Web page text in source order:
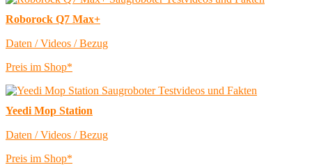
Roborock Q7 Max+
Daten / Videos / Bezug
Preis im Shop*
Yeedi Mop Station
Daten / Videos / Bezug
Preis im Shop*